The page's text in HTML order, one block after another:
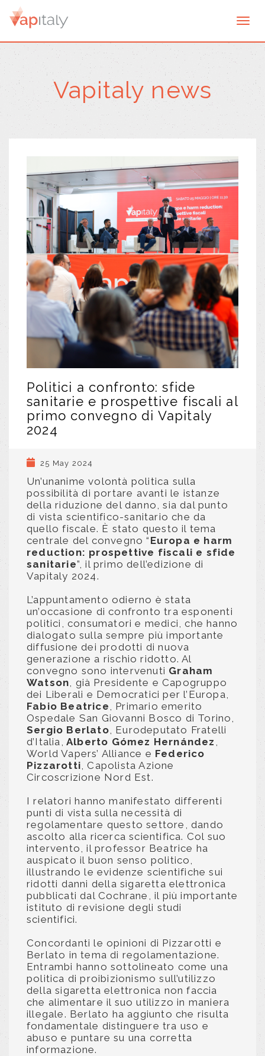
Vapitaly news
Politici a confronto: sfide
sanitarie e prospettive fiscali al
primo convegno di Vapitaly
2024
25 May 2024
Un’unanime volontà politica sulla
possibilità di portare avanti le istanze
della riduzione del danno, sia dal punto
di vista scientifico-sanitario che da
quello fiscale. È stato questo il tema
centrale del convegno “ Europa e harm
reduction: prospettive fiscali e sfide
sanitarie”, il primo dell’edizione di
Vapitaly 2024.
L’appuntamento odierno è stata
un’occasione di confronto tra esponenti
politici, consumatori e medici, che hanno
dialogato sulla sempre più importante
diffusione dei prodotti di nuova
generazione a rischio ridotto. Al
convegno sono intervenuti Graham
Watson, già Presidente e Capogruppo
dei Liberali e Democratici per l’Europa,
Fabio Beatrice, Primario emerito
Ospedale San Giovanni Bosco di Torino,
Sergio Berlato, Eurodeputato Fratelli
d’Italia, Alberto Gómez Hernández ,
World Vapers’ Alliance e Federico
Pizzarotti,Capolista Azione
Circoscrizione Nord Est.
I relatori hanno manifestato differenti
punti di vista sulla necessità di
regolamentare questo settore, dando
ascolto alla ricerca scientifica. Col suo
intervento, il professor Beatrice ha
auspicato il buon senso politico,
illustrando le evidenze scientifiche sui
ridotti danni della sigaretta elettronica
pubblicati dal Cochrane, il più importante
istituto di revisione degli studi
scientifici.
Concordanti le opinioni di Pizzarotti e
Berlato in tema di regolamentazione.
Entrambi hanno sottolineato come una
politica di proibizionismo sull’utilizzo
della sigaretta elettronica non faccia
che alimentare il suo utilizzo in maniera
illegale. Berlato ha aggiunto che risulta
fondamentale distinguere tra uso e
abuso e puntare su una corretta
informazione.